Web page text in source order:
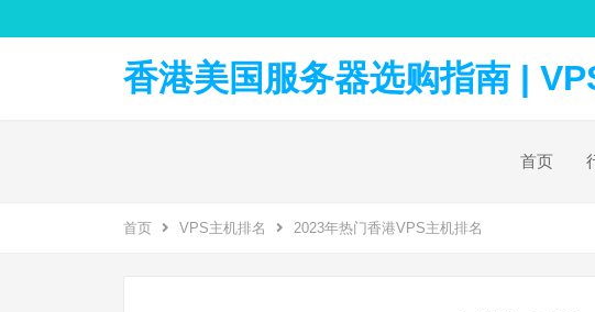
香港美国服务器选购指南 |
首页
首页 VPS主机排名 2023年热门香港VPS主机排名